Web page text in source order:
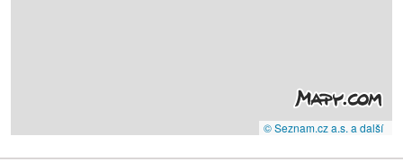
© Seznam.cz a.s. a další